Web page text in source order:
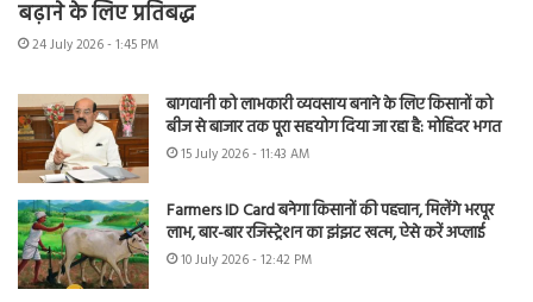
बढ़ाने के लिए प्रतिबद्ध
24 July 2026 - 1:45 PM
बागवानी को लाभकारी व्यवसाय बनाने के लिए किसानों को
बीज से बाजार तक पूरा सहयोग दिया जा रहा है: मोहिंदर भगत
15 July 2026 - 11:43 AM
Farmers ID Card बनेगा किसानों की पहचान, मिलेंगे भरपूर
लाभ, बार-बार रजिस्ट्रेशन का झंझट खत्म, ऐसे करें अप्लाई
10 July 2026 - 12:42 PM